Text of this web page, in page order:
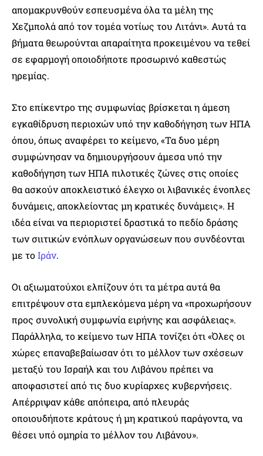
απομακρυνθούν εσπευσμένα όλα τα μέλη της
Χεζμπολά από τον τομέα νοτίως του Λιτάνι». Αυτά τα
βήματα θεωρούνται απαραίτητα προκειμένου να τεθεί
σε εφαρμογή οποιοδήποτε προσωρινό καθεστώς
ηρεμίας.
Στο επίκεντρο της συμφωνίας βρίσκεται η άμεση
εγκαθίδρυση περιοχών υπό την καθοδήγηση των ΗΠΑ
όπου, όπως αναφέρει το κείμενο, «Τα δυο μέρη
συμφώνησαν να δημιουργήσουν άμεσα υπό την
καθοδήγηση των ΗΠΑ πιλοτικές ζώνες στις οποίες
θα ασκούν αποκλειστικό έλεγχο οι λιβανικές ένοπλες
δυνάμεις, αποκλείοντας μη κρατικές δυνάμεις». Η
ιδέα είναι να περιοριστεί δραστικά το πεδίο δράσης
των σιιτικών ενόπλων οργανώσεων που συνδέονται
με τοΙράν.
Οι αξιωματούχοι ελπίζουν ότι τα μέτρα αυτά θα
επιτρέψουν στα εμπλεκόμενα μέρη να «προχωρήσουν
προς συνολική συμφωνία ειρήνης και ασφάλειας».
Παράλληλα, το κείμενο των ΗΠΑ τονίζει ότι «Όλες οι
χώρες επαναβεβαίωσαν ότι το μέλλον των σχέσεων
μεταξύ του Ισραήλ και του Λιβάνου πρέπει να
αποφασιστεί από τις δυο κυρίαρχες κυβερνήσεις.
Απέρριψαν κάθε απόπειρα, από πλευράς
οποιουδήποτε κράτους ή μη κρατικού παράγοντα, να
θέσει υπό ομηρία το μέλλον του Λιβάνου».